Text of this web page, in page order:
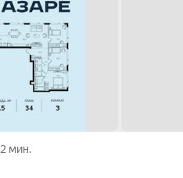
2 мин.